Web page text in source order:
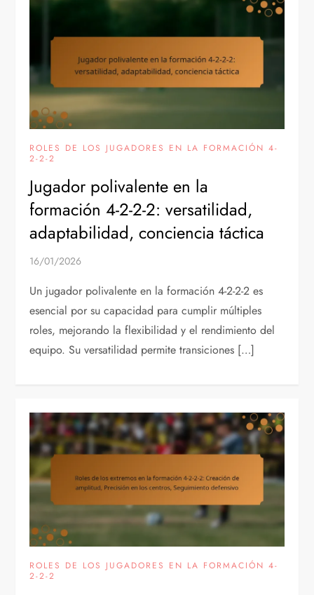
ROLES DE LOS JUGADORES EN LA FORMACIÓN 4-
2-2-2
Jugador polivalente en la
formación 4-2-2-2: versatilidad,
adaptabilidad, conciencia táctica
16/01/2026
Un jugador polivalente en la formación 4-2-2-2 es
esencial por su capacidad para cumplir múltiples
roles, mejorando la flexibilidad y el rendimiento del
equipo. Su versatilidad permite transiciones […]
ROLES DE LOS JUGADORES EN LA FORMACIÓN 4-
2-2-2